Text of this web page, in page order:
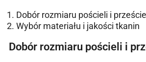
Dobór rozmiaru pościeli i
Wybór materiału i jakości tkanin
Dobór rozmiaru pościeli i